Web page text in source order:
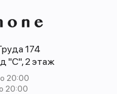
174
"С", 2 этаж
20:00
20:00